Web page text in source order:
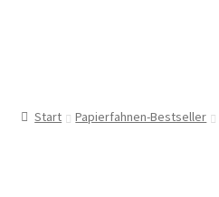
Start Papierfahnen-Bestseller